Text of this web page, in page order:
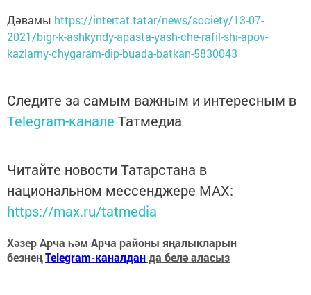
Дәвамы https://intertat.tatar/news/society/13-07-
2021/bigr-k-ashkyndy-apasta-yash-che-rafil-shi-apov-
kazlarny-chygaram-dip-buada-batkan-5830043
Следите за самым важным и интересным в
Telegram-канале Татмедиа
Читайте новости Татарстана в
национальном мессенджере MАХ:
https://max.ru/tatmedia
Хәзер Арча һәм Арча районы яңалыкларын
безнеңTelegram-каналданда белә аласыз